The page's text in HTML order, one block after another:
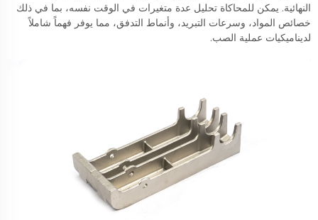
النهائية. يمكن للمحاكاة تحليل عدة متغيرات في الوقت نفسه، بما في ذلك
خصائص المواد، وسرعات التبريد، وأنماط التدفق، مما يوفر فهماً شاملاً
لديناميكيات عملية الصب.